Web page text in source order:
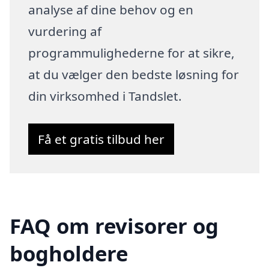
analyse af dine behov og en
vurdering af
programmulighederne for at sikre,
at du vælger den bedste løsning for
din virksomhed i Tandslet.
Få et gratis tilbud her
FAQ om revisorer og
bogholdere